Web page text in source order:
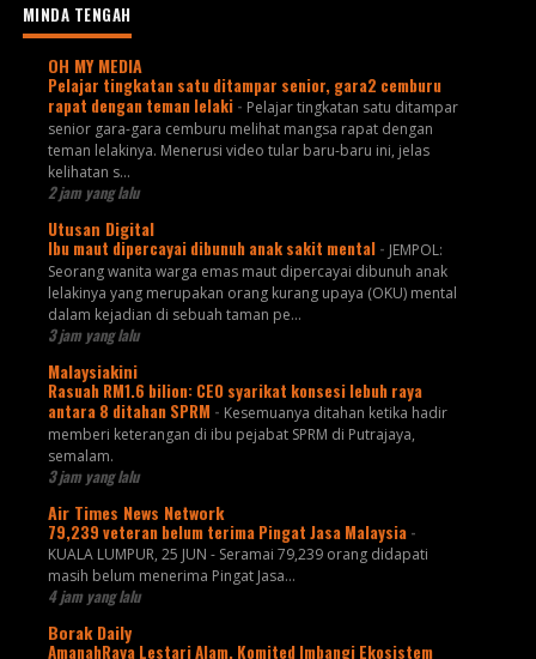
MINDA TENGAH
OH MY MEDIA
Pelajar tingkatan satu ditampar senior, gara2 cemburu
rapat dengan teman lelaki - Pelajar tingkatan satu ditampar
senior gara-gara cemburu melihat mangsa rapat dengan
teman lelakinya. Menerusi video tular baru-baru ini, jelas
kelihatan s...
2 jam yang lalu
Utusan Digital
Ibu maut dipercayai dibunuh anak sakit mental - JEMPOL:
Seorang wanita warga emas maut dipercayai dibunuh anak
lelakinya yang merupakan orang kurang upaya (OKU) mental
dalam kejadian di sebuah taman pe...
3 jam yang lalu
Malaysiakini
Rasuah RM1.6 bilion: CEO syarikat konsesi lebuh raya
antara 8 ditahan SPRM - Kesemuanya ditahan ketika hadir
memberi keterangan di ibu pejabat SPRM di Putrajaya,
semalam.
3 jam yang lalu
Air Times News Network
79,239 veteran belum terima Pingat Jasa Malaysia -
KUALA LUMPUR, 25 JUN - Seramai 79,239 orang didapati
masih belum menerima Pingat Jasa…
4 jam yang lalu
Borak Daily
AmanahRaya Lestari Alam, Komited Imbangi Ekosistem